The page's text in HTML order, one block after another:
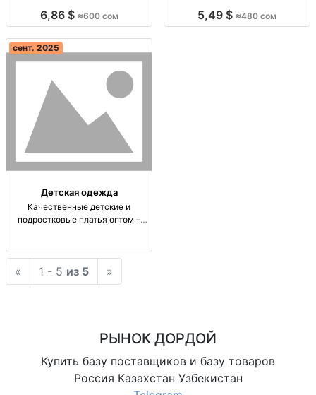
платья, рос. 3-7 лет, удобные,
Цена: 600 сом.
6,86 $ ≈600 сом
Детские платья оптом, размеры
5,49 $ ≈480 сом
сент. 2025
Детская одежда
Качественные детские и
подростковые платья оптом –
подростковых платьев от 3 до 16
лет. Доставка по СНГ.
« 1 - 5 из 5 »
РЫНОК ДОРДОЙ
Купить базу поставщиков и базу товаров
Россия Казахстан Узбекистан